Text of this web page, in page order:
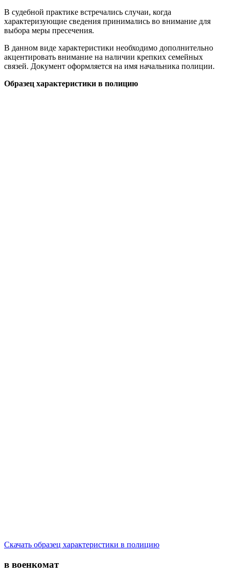
В судебной практике встречались случаи, когда
характеризующие сведения принимались во внимание для
выбора меры пресечения.
В данном виде характеристики необходимо дополнительно
акцентировать внимание на наличии крепких семейных
связей. Документ оформляется на имя начальника полиции.
Образец характеристики в полицию
Скачать образец характеристики в полицию
в военкомат